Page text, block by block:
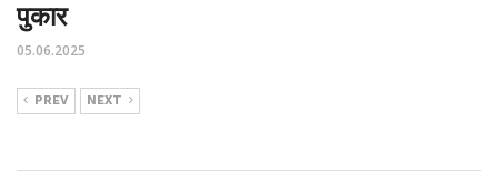
पुकार
05.06.2025
PREV NEXT